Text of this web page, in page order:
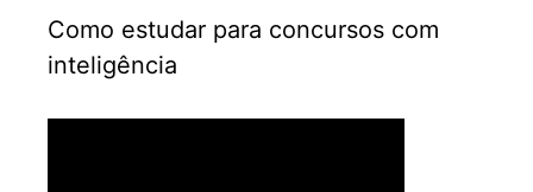
Como estudar para concursos com
inteligência